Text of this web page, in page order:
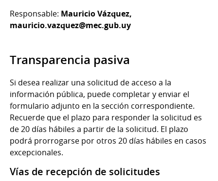
Responsable: Mauricio Vázquez,
mauricio.vazquez@mec.gub.uy
Transparencia pasiva
Si desea realizar una solicitud de acceso a la
información pública, puede completar y enviar el
formulario adjunto en la sección correspondiente.
Recuerde que el plazo para responder la solicitud es
de 20 días hábiles a partir de la solicitud. El plazo
podrá prorrogarse por otros 20 días hábiles en casos
excepcionales.
Vías de recepción de solicitudes